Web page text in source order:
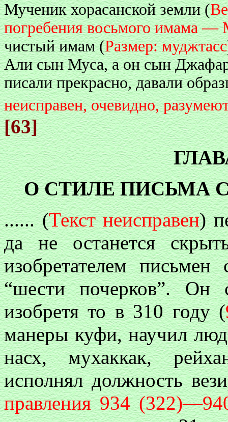
Мученик хорасанской земли (
погребения восьмого имама —
чистый имам (Размер: муджтасс
Али сын Муса, а он сын
писали прекрасно, давали
неисправен, очевидно,
[63]
О СТИЛЕ ПИСЬМА
...... (Текст неисправен)
да не останется
изобретателем
“шести почерков”. Он
изобретя то в 310 году (
манеры куфи, научил
насх, мухаккак,
исполнял должность
правления 934